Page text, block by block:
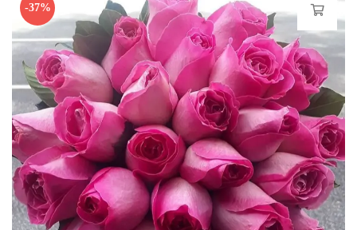
R$499.00. R$401.80.
-37%